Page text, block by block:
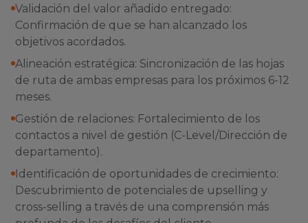
Validación del valor añadido entregado:
Confirmación de que se han alcanzado los
objetivos acordados.
Alineación estratégica: Sincronización de las hojas
de ruta de ambas empresas para los próximos 6-12
meses.
Gestión de relaciones: Fortalecimiento de los
contactos a nivel de gestión (C-Level/Dirección de
departamento).
Identificación de oportunidades de crecimiento:
Descubrimiento de potenciales de upselling y
cross-selling a través de una comprensión más